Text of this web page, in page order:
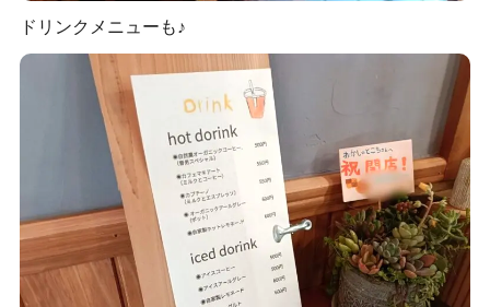
ドリンクメニューも♪